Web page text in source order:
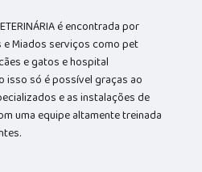
é encontrada por
Miados serviços como pet
e gatos e hospital
isso só é possível graças ao
e as instalações de
uma equipe altamente treinada